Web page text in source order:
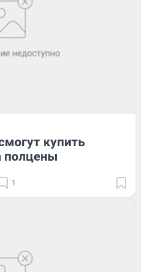
купить
полцены
1